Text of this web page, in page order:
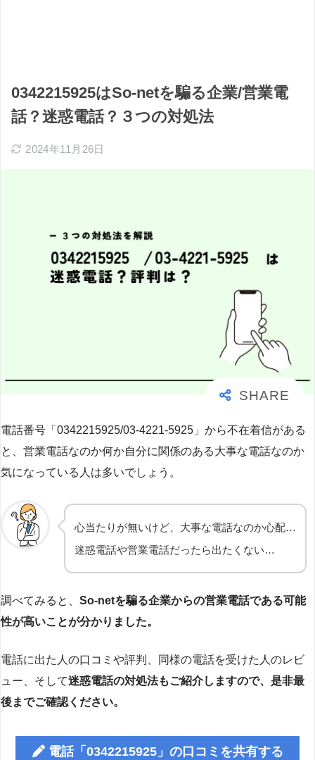
0342215925はSo-netを騙る企業/営業電
話？迷惑電話？３つの対処法
2024年11月26日
電話番号「0342215925/03-4221-5925」から不在着信がある
と、営業電話なのか何か自分に関係のある大事な電話なのか
気になっている人は多いでしょう。
心当たりが無いけど、大事な電話なのか心配…
迷惑電話や営業電話だったら出たくない…
調べてみると、 So-netを騙る企業からの営業電話である可能
性が高いことが分かりました。
電話に出た人の口コミや評判、同様の電話を受けた人のレビ
ュー、そして迷惑電話の対処法もご紹介しますので、是非最
後までご確認ください。
電話「0342215925」の口コミを共有する